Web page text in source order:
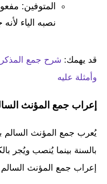
المتوفين:
نصبه الياء
قد يهمك: شرح جمع المذكر
وأمثلة عليه
إعراب جمع المؤنث
يُعرب جمع المؤنث السالم
بالسنة بينما يُنصب ويُجر
إعراب جمع المؤنث